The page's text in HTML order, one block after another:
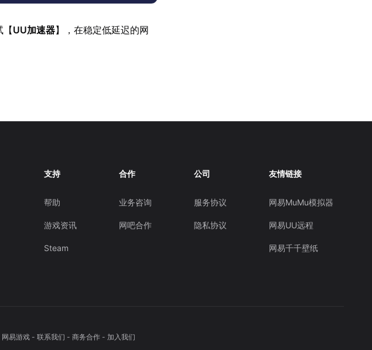
【UU加速器】，在稳定低延迟的网
支持
帮助
游戏资讯
Steam
合作
业务咨询
网吧合作
公司
服务协议
隐私协议
友情链接
网易MuMu模拟器
网易UU远程
网易千千壁纸
网易游戏- 联系我们 - 商务合作- 加入我们